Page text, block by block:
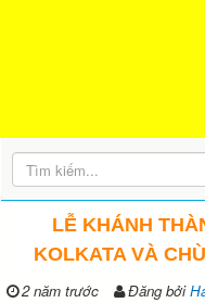
LỄ KHÁNH
KOLKATA VÀ
2 năm trước Đăng bởi